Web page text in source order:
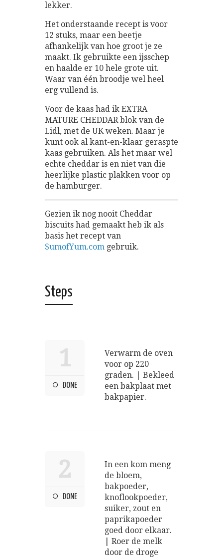
lekker.
Het onderstaande recept is voor
12 stuks, maar een beetje
afhankelijk van hoe groot je ze
maakt. Ik gebruikte een ijsschep
en haalde er 10 hele grote uit.
Waar van één broodje wel heel
erg vullend is.
Voor de kaas had ik EXTRA
MATURE CHEDDAR blok van de
Lidl, met de UK weken. Maar je
kunt ook al kant-en-klaar geraspte
kaas gebruiken. Als het maar wel
echte cheddar is en niet van die
heerlijke plastic plakken voor op
de hamburger.
Gezien ik nog nooit Cheddar
biscuits had gemaakt heb ik als
basis het recept van
SumofYum.com gebruik.
Steps
1
DONE
Verwarm de oven
voor op 220
graden. | Bekleed
een bakplaat met
bakpapier.
2
DONE
In een kom meng
de bloem,
bakpoeder,
knoflookpoeder,
suiker, zout en
paprikapoeder
goed door elkaar.
| Roer de melk
door de droge